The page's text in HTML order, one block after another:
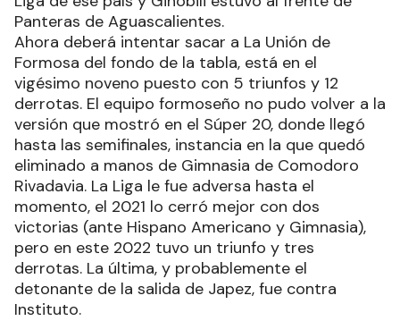
Panteras de Aguascalientes.
Ahora deberá intentar sacar a La Unión de
Formosa del fondo de la tabla, está en el
vigésimo noveno puesto con 5 triunfos y 12
derrotas. El equipo formoseño no pudo volver a la
versión que mostró en el Súper 20, donde llegó
hasta las semifinales, instancia en la que quedó
eliminado a manos de Gimnasia de Comodoro
Rivadavia. La Liga le fue adversa hasta el
momento, el 2021 lo cerró mejor con dos
victorias (ante Hispano Americano y Gimnasia),
pero en este 2022 tuvo un triunfo y tres
derrotas. La última, y probablemente el
detonante de la salida de Japez, fue contra
Instituto.